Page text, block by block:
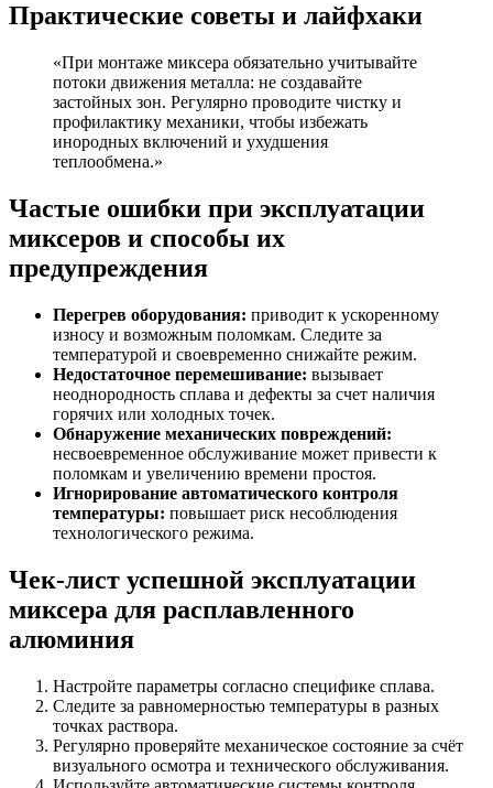
Практические советы и лайфхаки
«При монтаже миксера обязательно учитывайте
потоки движения металла: не создавайте
застойных зон. Регулярно проводите чистку и
профилактику механики, чтобы избежать
инородных включений и ухудшения
теплообмена.»
Частые ошибки при эксплуатации
миксеров и способы их
предупреждения
Перегрев оборудования: приводит к ускоренному
износу и возможным поломкам. Следите за
температурой и своевременно снижайте режим.
Недостаточное перемешивание: вызывает
неоднородность сплава и дефекты за счет наличия
горячих или холодных точек.
Обнаружение механических повреждений:
несвоевременное обслуживание может привести к
поломкам и увеличению времени простоя.
Игнорирование автоматического контроля
температуры: повышает риск несоблюдения
технологического режима.
Чек-лист успешной эксплуатации
миксера для расплавленного
алюминия
Настройте параметры согласно специфике сплава.
Следите за равномерностью температуры в разных
точках раствора.
Регулярно проверяйте механическое состояние за счёт
визуального осмотра и технического обслуживания.